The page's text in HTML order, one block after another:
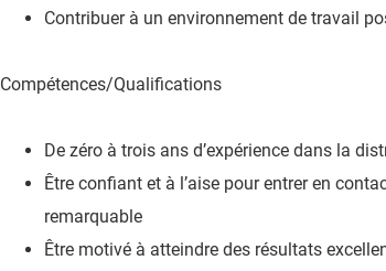
Contribuer à un environnement de travail
Compétences/Qualifications
De zéro à trois ans d’expérience dans la
Être confiant et à l’aise pour entrer en
remarquable
Être motivé à atteindre des résultats